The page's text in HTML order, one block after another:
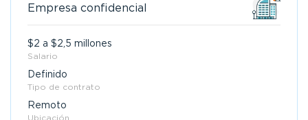
Empresa confidencial
$2 a $2,5 millones
Salario
Definido
Tipo de contrato
Remoto
Ubicación